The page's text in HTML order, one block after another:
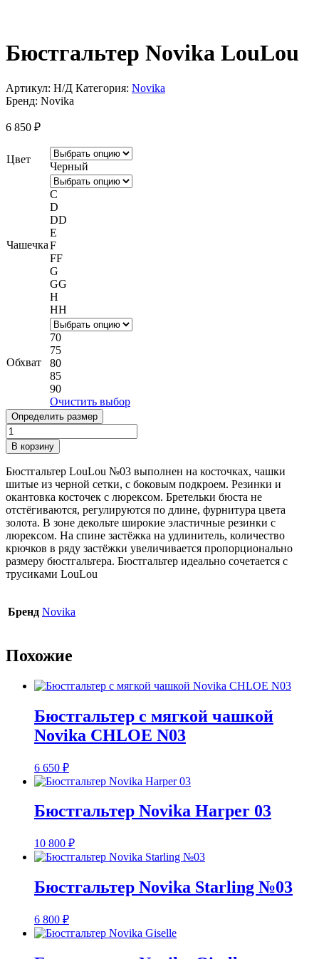
Бюстгальтер Novika LouLou
Артикул: Н/Д Категория: Novika
Бренд: Novika
6 850 ₽
Цвет
Черный
Чашечка
C
D
DD
E
F
FF
G
GG
H
HH
Обхват
70
75
80
85
90
Очистить выбор
Определить размер
Количество
товара
Бюстгальтер
Novika
LouLou
В корзину
Бюстгальтер LouLou №03 выполнен на косточках, чашки
шитые из черной сетки, с боковым подкроем. Резинки и
окантовка косточек с люрексом. Бретельки бюста не
отстёгиваются, регулируются по длине, фурнитура цвета
золота. В зоне декольте широкие эластичные резинки с
люрексом. На спине застёжка на удлинитель, количество
крючков в ряду застёжки увеличивается пропорционально
размеру бюстгальтера. Бюстгальтер идеально сочетается с
трусиками LouLou
Бренд Novika
Похожие
Бюстгальтер с мягкой чашкой
Novika CHLOE N03
6 650 ₽
Бюстгальтер Novika Harper 03
10 800 ₽
Бюстгальтер Novika Starling №03
6 800 ₽